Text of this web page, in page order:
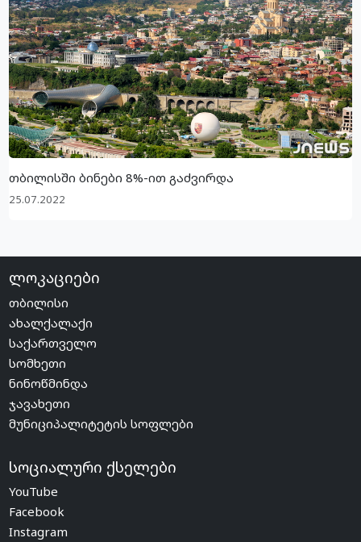
თბილისში ბინები 8%-ით გაძვირდა
25.07.2022
ლოკაციები
თბილისი
ახალქალაქი
საქართველო
სომხეთი
ნინოწმინდა
ჯავახეთი
მუნიციპალიტეტის სოფლები
სოციალური ქსელები
YouTube
Facebook
Instagram